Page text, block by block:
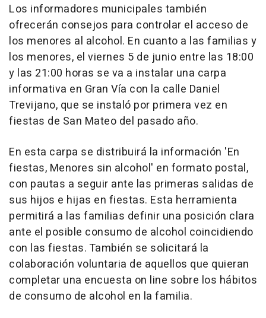
Los informadores municipales también
ofrecerán consejos para controlar el acceso de
los menores al alcohol. En cuanto a las familias y
los menores, el viernes 5 de junio entre las 18:00
y las 21:00 horas se va a instalar una carpa
informativa en Gran Vía con la calle Daniel
Trevijano, que se instaló por primera vez en
fiestas de San Mateo del pasado año.
En esta carpa se distribuirá la información 'En
fiestas, Menores sin alcohol' en formato postal,
con pautas a seguir ante las primeras salidas de
sus hijos e hijas en fiestas. Esta herramienta
permitirá a las familias definir una posición clara
ante el posible consumo de alcohol coincidiendo
con las fiestas. También se solicitará la
colaboración voluntaria de aquellos que quieran
completar una encuesta on line sobre los hábitos
de consumo de alcohol en la familia.